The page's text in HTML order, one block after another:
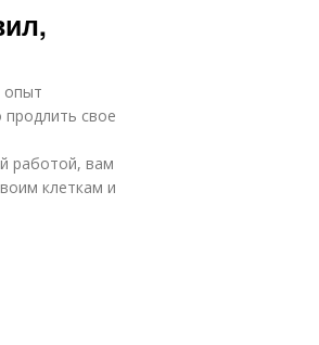
опыт
свое
работой, вам
клеткам и